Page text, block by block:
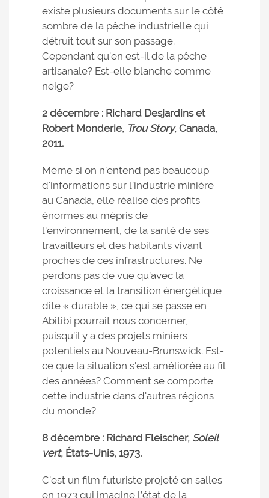
existe plusieurs documents sur le côté
sombre de la pêche industrielle qui
détruit tout sur son passage.
Cependant qu'en est-il de la pêche
artisanale? Est-elle blanche comme
neige?
2 décembre : Richard Desjardins et
Robert Monderie, Trou Story, Canada,
2011.
Même si on n’entend pas beaucoup
d'informations sur l'industrie minière
au Canada, elle réalise des profits
énormes au mépris de
l'environnement, de la santé de ses
travailleurs et des habitants vivant
proches de ces infrastructures. Ne
perdons pas de vue qu’avec la
croissance et la transition énergétique
dite « durable », ce qui se passe en
Abitibi pourrait nous concerner,
puisqu’il y a des projets miniers
potentiels au Nouveau-Brunswick. Est-
ce que la situation s'est améliorée au fil
des années? Comment se comporte
cette industrie dans d'autres régions
du monde?
8 décembre : Richard Fleischer, Soleil
vert, États-Unis, 1973.
C’est un film futuriste projeté en salles
en 1973 qui imagine l’état de la